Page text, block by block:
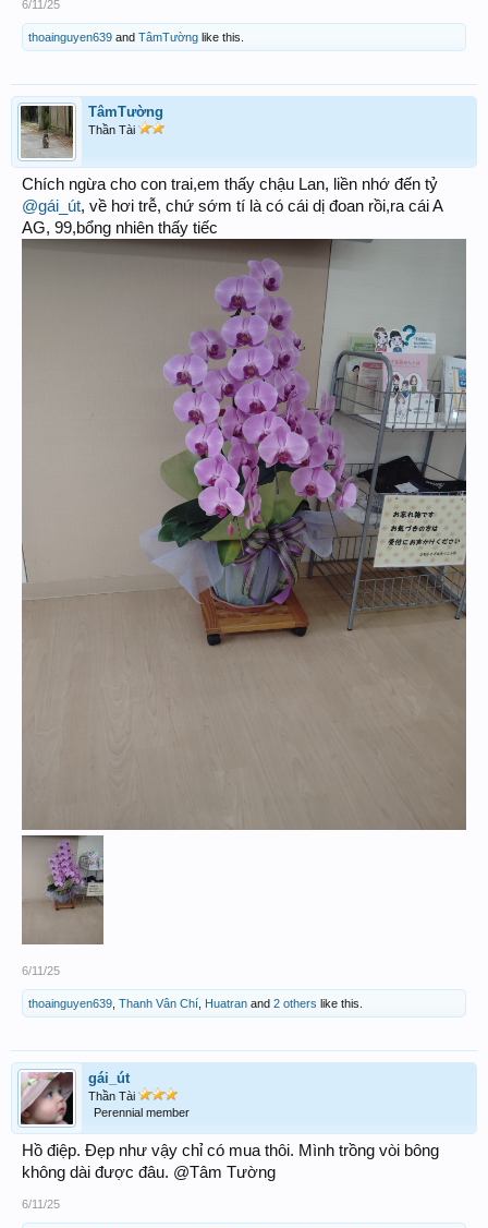
6/11/25
thoainguyen639 and TâmTường like this.
TâmTường
Thần Tài
Chích ngừa cho con trai,em thấy chậu Lan, liền nhớ đến tỷ
@gái_út, về hơi trễ, chứ sớm tí là có cái dị đoan rồi,ra cái A
AG, 99,bổng nhiên thấy tiếc
6/11/25
thoainguyen639 Thanh Vân Chí Huatran and 2 others like this.
gái_út
Thần Tài
Perennial member
Hồ điệp. Đẹp như vậy chỉ có mua thôi. Mình trồng vòi bông
không dài được đâu. @Tâm Tường
6/11/25